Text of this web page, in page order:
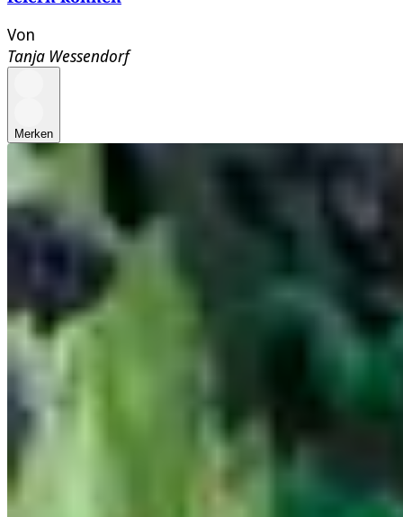
Von
Tanja Wessendorf
Merken